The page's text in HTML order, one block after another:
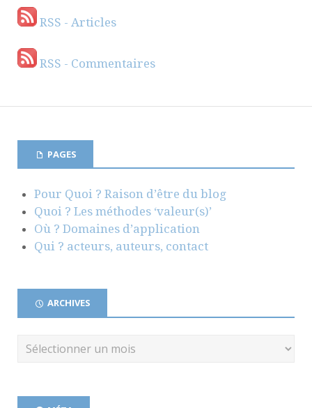
RSS - Articles
RSS - Commentaires
PAGES
Pour Quoi ? Raison d’être du blog
Quoi ? Les méthodes ‘valeur(s)’
Où ? Domaines d’application
Qui ? acteurs, auteurs, contact
ARCHIVES